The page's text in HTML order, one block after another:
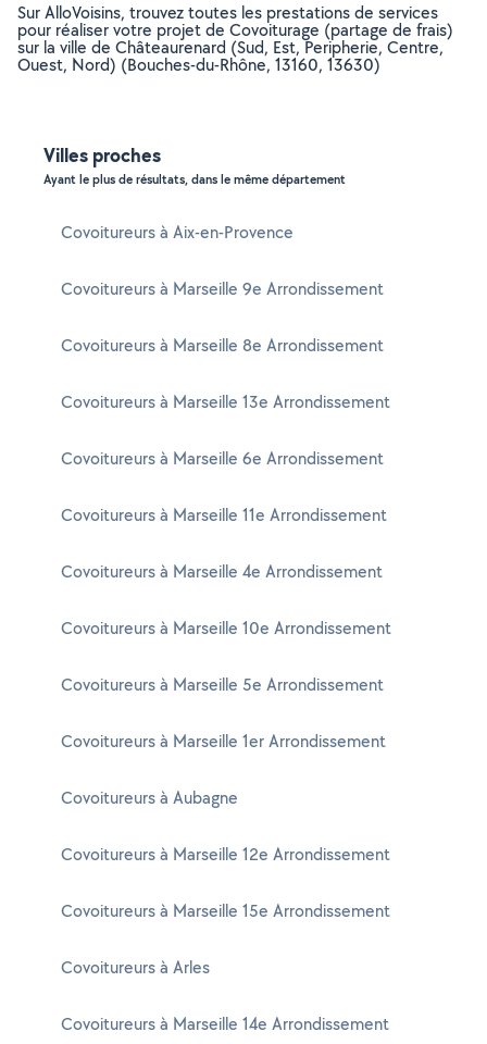
Sur AlloVoisins, trouvez toutes les prestations de services
pour réaliser votre projet de Covoiturage (partage de frais)
sur la ville de Châteaurenard (Sud, Est, Peripherie, Centre,
Ouest, Nord) (Bouches-du-Rhône, 13160, 13630)
Villes proches
Ayant le plus de résultats, dans le même département
Covoitureurs à Aix-en-Provence
Covoitureurs à Marseille 9e Arrondissement
Covoitureurs à Marseille 8e Arrondissement
Covoitureurs à Marseille 13e Arrondissement
Covoitureurs à Marseille 6e Arrondissement
Covoitureurs à Marseille 11e Arrondissement
Covoitureurs à Marseille 4e Arrondissement
Covoitureurs à Marseille 10e Arrondissement
Covoitureurs à Marseille 5e Arrondissement
Covoitureurs à Marseille 1er Arrondissement
Covoitureurs à Aubagne
Covoitureurs à Marseille 12e Arrondissement
Covoitureurs à Marseille 15e Arrondissement
Covoitureurs à Arles
Covoitureurs à Marseille 14e Arrondissement